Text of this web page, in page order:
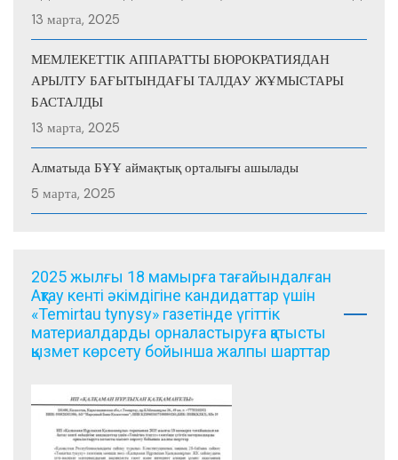
13 марта, 2025
МЕМЛЕКЕТТІК АППАРАТТЫ БЮРОКРАТИЯДАН
АРЫЛТУ БАҒЫТЫНДАҒЫ ТАЛДАУ ЖҰМЫСТАРЫ
БАСТАЛДЫ
13 марта, 2025
Алматыда БҰҰ аймақтық орталығы ашылады
5 марта, 2025
2025 жылғы 18 мамырға тағайындалған
Ақтау кенті әкімдігіне кандидаттар үшін
«Temirtau tynysy» газетінде үгіттік
материалдарды орналастыруға қатысты
қызмет көрсету бойынша жалпы шарттар